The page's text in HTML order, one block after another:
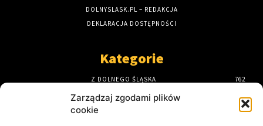
Zarządzaj zgodami plików
cookie
DOLNYSLASK.PL – REDAKCJA
DEKLARACJA DOSTĘPNOŚCI
Kategorie
Z DOLNEGO ŚLĄSKA
762
STRONA GŁÓWNA
434